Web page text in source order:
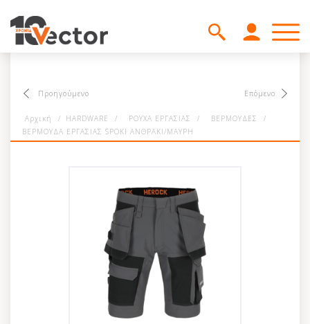
Προηγούμενο Επόμενο
Αρχική / HARDWARE / ΡΟΥΧΑ ΕΡΓΑΣΙΑΣ / ΒΕΡΜΟΥΔΕΣ
/
ΒΕΡΜΟΥΔΑ ΕΡΓΑΣΙΑΣ SPOKI ΑΝΘΡΑΚΙ/ΜΑΥΡΗ